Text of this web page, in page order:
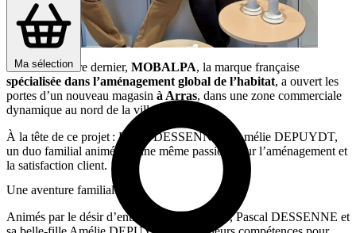
Ma sélection
Le 19 décembre dernier, MOBALPA, la marque française
spécialisée dans l’aménagement global de l’habitat, a ouvert les
portes d’un nouveau magasin à Arras, dans une zone commerciale
dynamique au nord de la ville.
À la tête de ce projet : Pascal DESSENNE et Amélie DEPUYDT,
un duo familial animé par une même passion pour l’aménagement et
la satisfaction client.
Une aventure familiale
Animés par le désir d’entreprendre ensemble, Pascal DESSENNE et